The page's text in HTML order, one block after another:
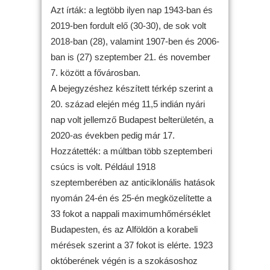
Azt írták: a legtöbb ilyen nap 1943-ban és
2019-ben fordult elő (30-30), de sok volt
2018-ban (28), valamint 1907-ben és 2006-
ban is (27) szeptember 21. és november
7. között a fővárosban.
A bejegyzéshez készített térkép szerint a
20. század elején még 11,5 indián nyári
nap volt jellemző Budapest belterületén, a
2020-as években pedig már 17.
Hozzátették: a múltban több szeptemberi
csúcs is volt. Például 1918
szeptemberében az anticiklonális hatások
nyomán 24-én és 25-én megközelítette a
33 fokot a nappali maximumhőmérséklet
Budapesten, és az Alföldön a korabeli
mérések szerint a 37 fokot is elérte. 1923
októberének végén is a szokásoshoz